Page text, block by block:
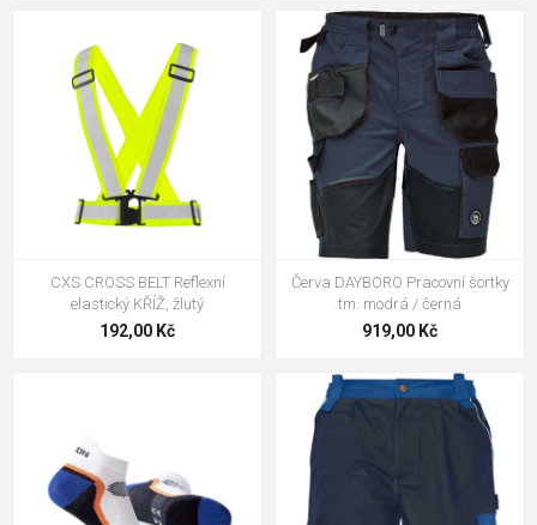
CXS CROSS BELT Reflexní
elastický KŘÍŽ, žlutý
192,00 Kč
Červa DAYBORO Pracovní šortky
tm. modrá / černá
919,00 Kč